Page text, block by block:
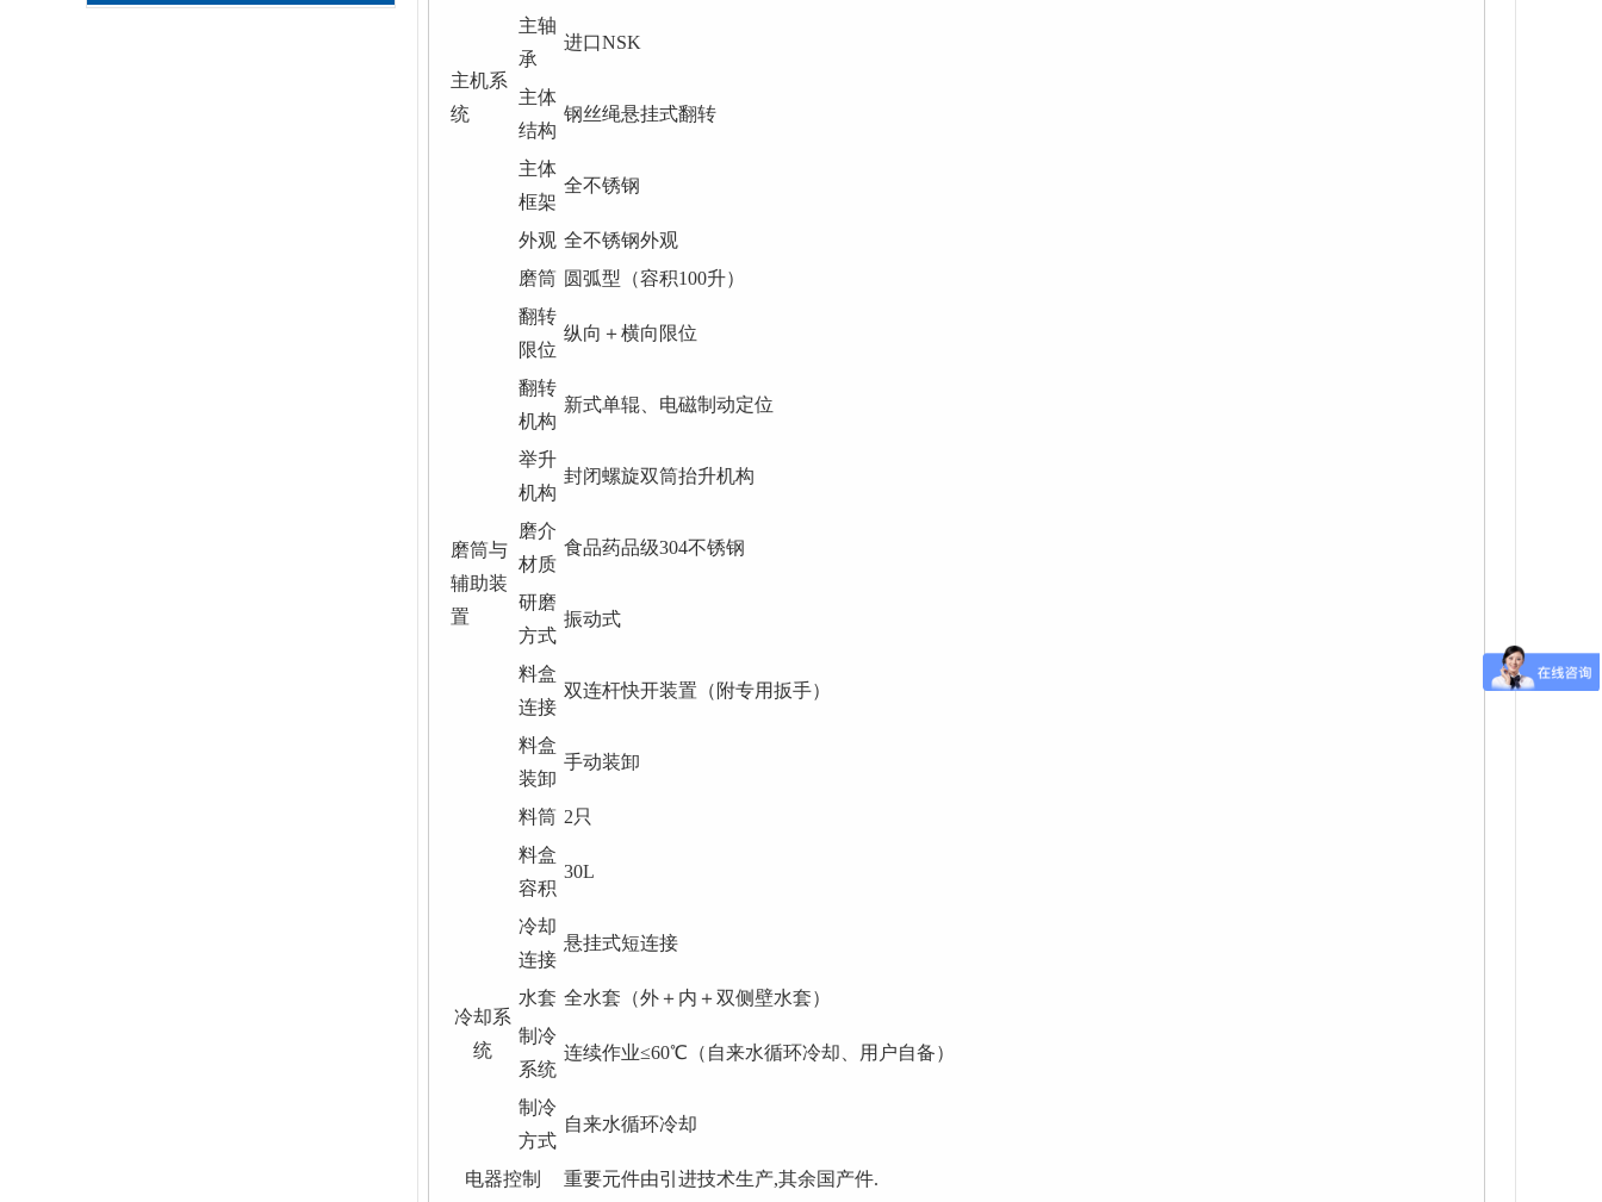
主机系
统
主轴
承
进口NSK
主体
结构
钢丝绳悬挂式翻转
主体
框架
全不锈钢
外观 全不锈钢外观
磨筒与
辅助装
置
磨筒 圆弧型（容积100升）
翻转
限位
纵向＋横向限位
翻转
机构
新式单辊、电磁制动定位
举升
机构
封闭螺旋双筒抬升机构
磨介
材质
食品药品级304不锈钢
研磨
方式
振动式
料盒
连接
双连杆快开装置（附专用扳手）
料盒
装卸
手动装卸
料筒 2只
料盒
容积
30L
冷却系
统
冷却
连接
悬挂式短连接
水套 全水套（外＋内＋双侧壁水套）
制冷
系统
连续作业≤60℃（自来水循环冷却、用户自备）
制冷
方式
自来水循环冷却
电器控制 重要元件由引进技术生产,其余国产件.